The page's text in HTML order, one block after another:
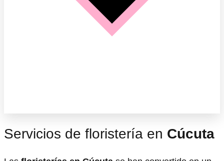
Servicios de floristería en Cúcuta